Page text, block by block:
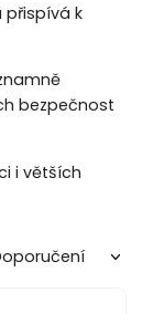
přispívá k
bezpečnost
i větších